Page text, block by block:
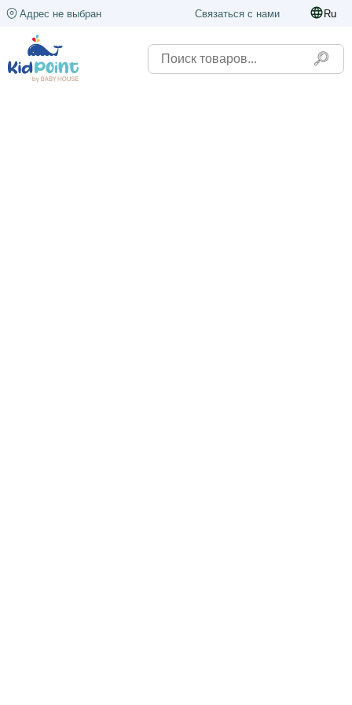
Адрес не выбран Связаться с нами Ru